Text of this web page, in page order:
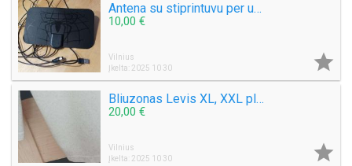
Antena su stiprintuvu per usb
10,00 €
Vilnius
Įkelta: 2025 10 30

Bliuzonas Levis XL, XXL plonas
20,00 €
Vilnius
Įkelta: 2025 10 30
